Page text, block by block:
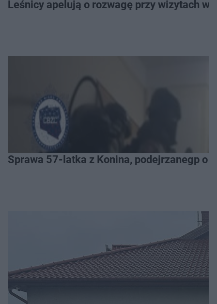
Leśnicy apelują o rozwagę przy wizytach w
Sprawa 57-latka z Konina, podejrzanegp o